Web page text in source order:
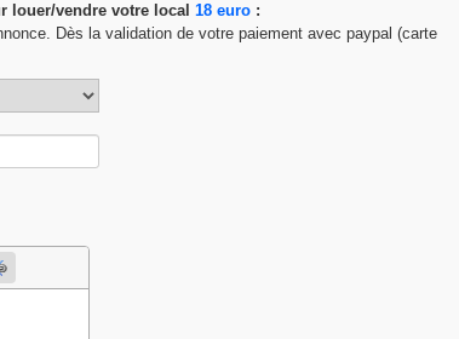
louer/vendre votre local 18 euro :
Dès la validation de votre paiement avec paypal (carte